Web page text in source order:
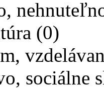
(0)
sociálne